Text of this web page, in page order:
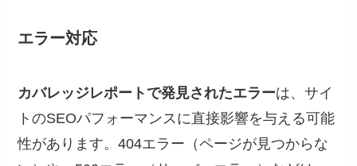
エラー対応
カバレッジレポートで発見されたエラーは、サイ
トのSEOパフォーマンスに直接影響を与える可能
性があります。404エラー（ページが見つからな